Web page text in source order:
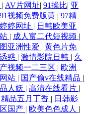
| AV片网址| 91操比| 亚
91视频免费版黄 | 97精
婷网址 | 日韩欧美亚
| 成人富二代短视频 |
亚洲性爱 | 黄色片免
惑 | 激情影院日韩 | 久
视频一二三区 | 欧洲
站 | 国产偷v在线精品 |
人妖 | 高清在线看片 |
精品五月丁香 | 日韩影
国产 | 欧美色色成人 |